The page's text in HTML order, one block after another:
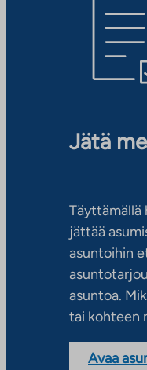
Jätä
Täyttämällä
jättää
asuntoihin
asuntoa.
tai kohteen
Avaa